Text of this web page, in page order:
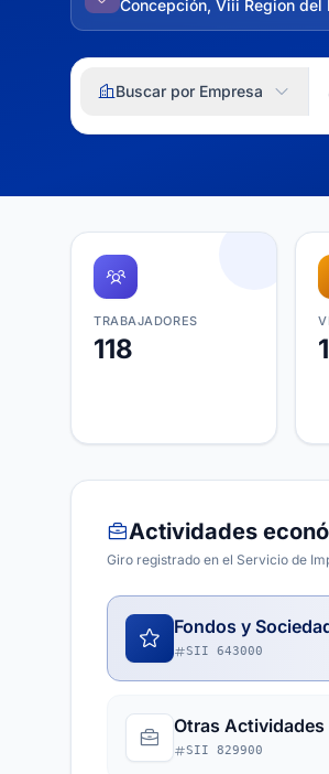
Concepción, Viii Region del
Buscar por Empresa
TRABAJADORES
118
Actividades
Giro registrado en el Servicio de
Fondos y
SII 643000
Otras Actividades
SII 829900